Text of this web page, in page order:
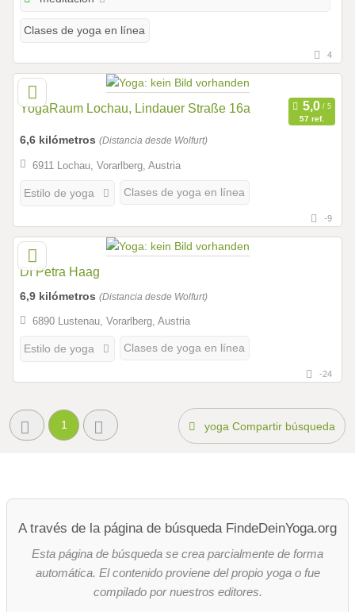
Clases de yoga en línea
4
YogaRaum Lochau, Lindauer Straße 16a
57 ref.
6,6 kilómetros (Distancia desde Wolfurt)
6911 Lochau, Vorarlberg, Austria
Estilo de yoga Clases de yoga en línea
-9
DI Petra Haag
6,9 kilómetros (Distancia desde Wolfurt)
6890 Lustenau, Vorarlberg, Austria
Estilo de yoga Clases de yoga en línea
-24
1 yoga Compartir búsqueda
A través de la página de búsqueda FindeDeinYoga.org
Esta página de búsqueda se crea parcialmente de forma
automática. El contenido proviene del propio yoga o fue
compilado por nuestros editores.